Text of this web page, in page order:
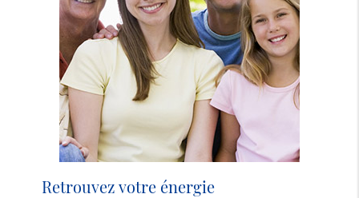
Retrouvez votre énergie